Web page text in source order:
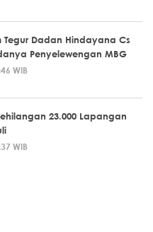
Tegur Dadan Hindayana Cs
Penyelewengan MBG
WIB
23.000 Lapangan
WIB